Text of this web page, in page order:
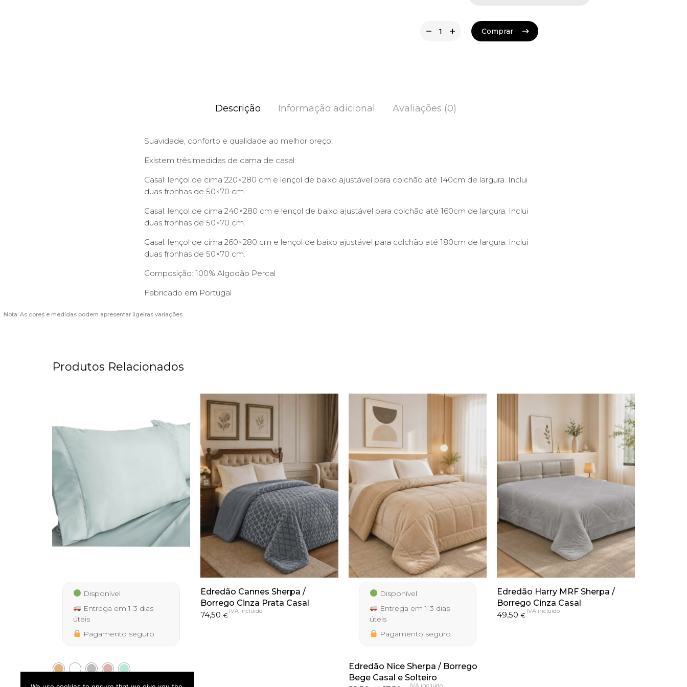
Comprar
Comprar
Descrição Informação adicional Avaliações (0)
Suavidade, conforto e qualidade ao melhor preço!
Existem três medidas de cama de casal:
Casal: lençol de cima 220×280 cm e lençol de baixo ajustável para colchão até 140cm de largura. Inclui
duas fronhas de 50×70 cm.
Casal: lençol de cima 240×280 cm e lençol de baixo ajustável para colchão até 160cm de largura. Inclui
duas fronhas de 50×70 cm.
Casal: lençol de cima 260×280 cm e lençol de baixo ajustável para colchão até 180cm de largura. Inclui
duas fronhas de 50×70 cm.
Composição: 100% Algodão Percal
Fabricado em Portugal
Nota: As cores e medidas podem apresentar ligeiras variações.
Produtos Relacionados
Disponível
Entrega em 1-3 dias
úteis
Pagamento seguro
Edredão Cannes Sherpa /
Borrego Cinza Prata Casal
74,50 €
IVA incluído
Disponível
Entrega em 1-3 dias
úteis
Pagamento seguro
Edredão Nice Sherpa / Borrego
Bege Casal e Solteiro
IVA incluído
Edredão Harry MRF Sherpa /
Borrego Cinza Casal
49,50 €
IVA incluído